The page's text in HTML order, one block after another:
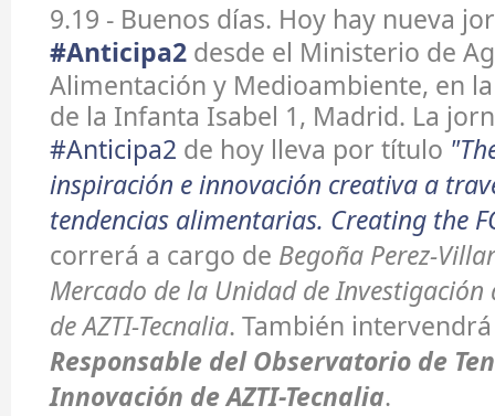
9.19 - Buenos días. Hoy hay nueva
#Anticipa2 desde el Ministerio de
Alimentación y Medioambiente, en
de la Infanta Isabel 1, Madrid. La
#Anticipa2 de hoy lleva por título
inspiración e innovación creativa a
tendencias alimentarias. Creating the
correrá a cargo de Begoña Perez-
Mercado de la Unidad de Investigación
de AZTI-Tecnalia. También
Responsable del Observatorio de
Innovación de AZTI-Tecnalia.